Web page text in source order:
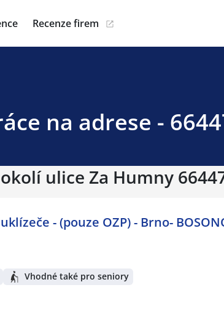
Recenze firem
na adrese -
ulice Za Humny
- (pouze OZP) - Brno-
Vhodné také pro seniory